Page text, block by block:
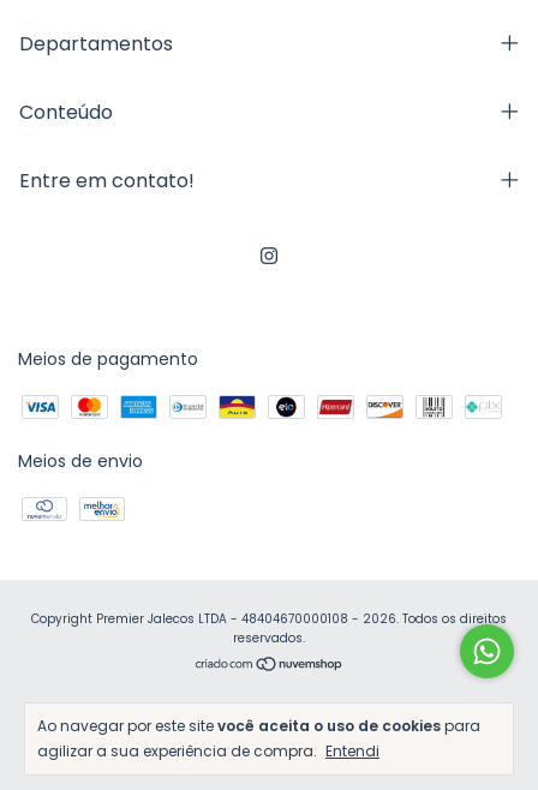
Ao navegar por este sitevocê aceita o uso de cookiespara
agilizar a sua experiência de compra. Entendi
Departamentos
Conteúdo
Entre em contato!
Meios de pagamento
Meios de envio
Copyright Premier Jalecos LTDA - 48404670000108 - 2026. Todos os direitos
reservados.